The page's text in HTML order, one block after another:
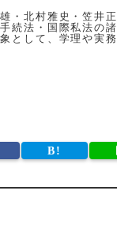
・北村雅史・笠井正
続法・国際私法の
として、学理や実